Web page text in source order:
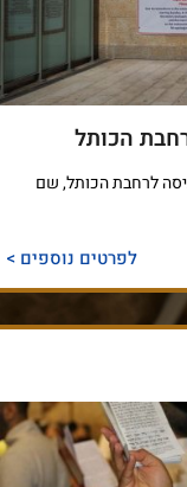
הכותל
לרחבת הכותל, שם
לפרטים נוספים >